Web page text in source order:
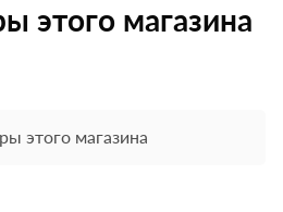
этого магазина
этого магазина